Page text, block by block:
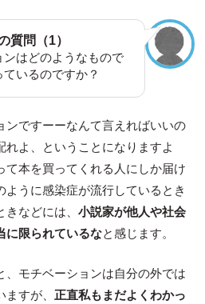
質問（1）
はどのようなもので
いるのですか？
ンですーーなんて言えればいいの
れよ、ということになりますよ
て本を買ってくれる人にしか届け
ように感染症が流行しているとき
などには、 小説家が他人や社会
に限られているなと感じます。
、モチベーションは自分の外では
すが、 正直私もまだよくわかっ